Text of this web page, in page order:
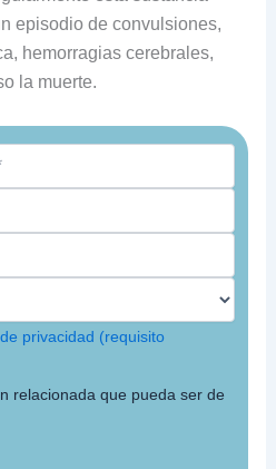
episodio de convulsiones,
hemorragias cerebrales,
la muerte.
privacidad (requisito
relacionada que pueda ser de